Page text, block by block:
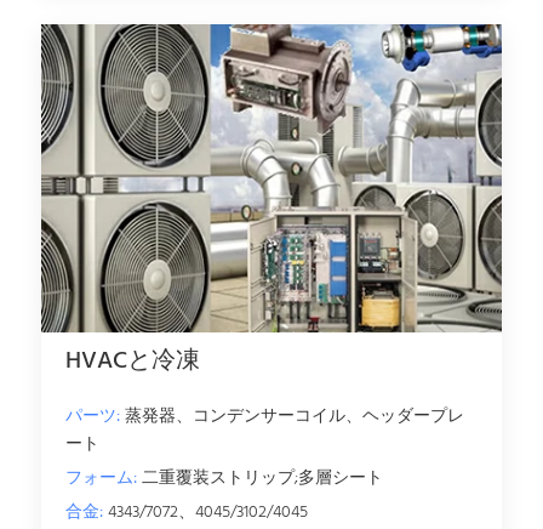
HVACと冷凍
パーツ:蒸発器、コンデンサーコイル、ヘッダープレ
ート
フォーム:二重覆装ストリップ;多層シート
合金:4343/7072、4045/3102/4045